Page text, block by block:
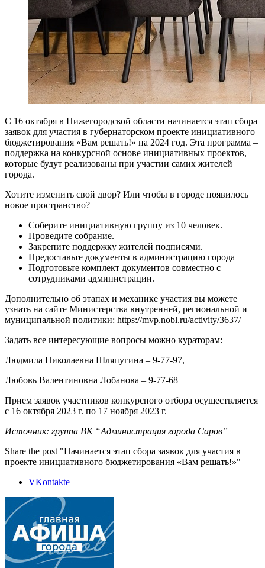
С 16 октября в Нижегородской области начинается этап сбора
заявок для участия в губернаторском проекте инициативного
бюджетирования «Вам решать!» на 2024 год. Эта программа –
поддержка на конкурсной основе инициативных проектов,
которые будут реализованы при участии самих жителей
города.
Хотите изменить свой двор? Или чтобы в городе появилось
новое пространство?
Соберите инициативную группу из 10 человек.
Проведите собрание.
Закрепите поддержку жителей подписями.
Предоставьте документы в администрацию города
Подготовьте комплект документов совместно с
сотрудниками администрации.
Дополнительно об этапах и механике участия вы можете
узнать на сайте Министерства внутренней, региональной и
муниципальной политики: https://mvp.nobl.ru/activity/3637/
Задать все интересующие вопросы можно кураторам:
Людмила Николаевна Шляпугина – 9-77-97,
Любовь Валентиновна Лобанова – 9-77-68
Прием заявок участников конкурсного отбора осуществляется
с 16 октября 2023 г. по 17 ноября 2023 г.
Источник: группа ВК “Администрация города Саров”
Share the post "Начинается этап сбора заявок для участия в
проекте инициативного бюджетирования «Вам решать!»"
VKontakte